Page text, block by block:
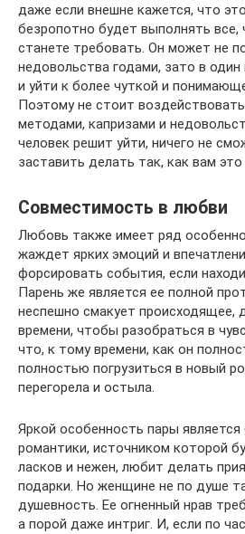
даже если внешне кажется, что
безропотно будет выполнять все,
станете требовать. Он может не
недовольства годами, зато в
и уйти к более чуткой и
Поэтому не стоит
методами, капризами и
человек решит уйти, ничего не
заставить делать так, как вам
Совместимость в любви
Любовь также имеет ряд
жаждет ярких эмоций и
форсировать события, если
Парень же является ее полной
неспешно смакует происходящее,
времени, чтобы разобраться в
что, к тому времени, как он
полностью погрузиться в новый
перегорела и остыла.
Яркой особенность пары
романтики, источником которой
ласков и нежен, любит делать
подарки. Но женщине не по душе
душевность. Ее огненный нрав
а порой даже интриг. И, если по